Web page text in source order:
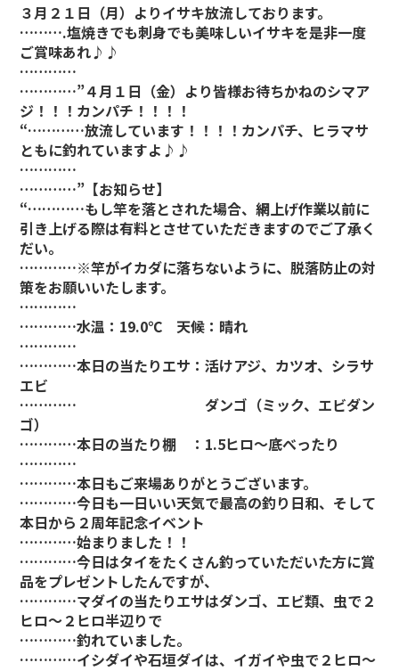
３月２１日（月）よりイサキ放流しております。
……….塩焼きでも刺身でも美味しいイサキを是非一度
ご賞味あれ♪♪
…………
…………”４月１日（金）より皆様お待ちかねのシマア
ジ！！！カンパチ！！！！
“…………放流しています！！！！カンパチ、ヒラマサ
ともに釣れていますよ♪♪
…………
…………” 【お知らせ】
“…………もし竿を落とされた場合、網上げ作業以前に
引き上げる際は有料とさせていただきますのでご了承く
だい。
…………※竿がイカダに落ちないように、脱落防止の対
策をお願いいたします。
…………
…………水温：19.0℃ 天候：晴れ
…………
…………本日の当たりエサ：活けアジ、カツオ、シラサ
エビ
………… ダンゴ（ミック、エビダン
ゴ）
…………本日の当たり棚 ：1.5ヒロ～底べったり
…………
…………本日もご来場ありがとうございます。
…………今日も一日いい天気で最高の釣り日和、そして
本日から２周年記念イベント
…………始まりました！！
…………今日はタイをたくさん釣っていただいた方に賞
品をプレゼントしたんですが、
…………マダイの当たりエサはダンゴ、エビ類、虫で２
ヒロ～２ヒロ半辺りで
…………釣れていました。
…………イシダイや石垣ダイは、イガイや虫で２ヒロ～